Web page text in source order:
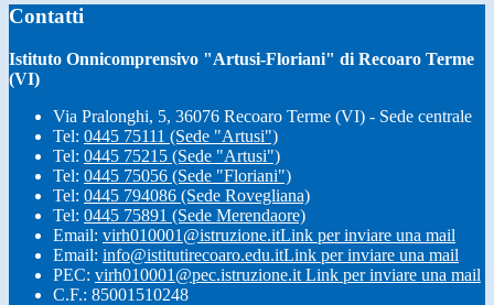
Contatti
Istituto Onnicomprensivo "Artusi-Floriani" di Recoaro Terme
(VI)
Via Pralonghi, 5, 36076 Recoaro Terme (VI) - Sede centrale
Tel: 0445 75111 (Sede "Artusi")
Tel: 0445 75215 (Sede "Artusi")
Tel: 0445 75056 (Sede "Floriani")
Tel: 0445 794086 (Sede Rovegliana)
Tel: 0445 75891 (Sede Merendaore)
Email: virh010001@istruzione.itLink per inviare una mail
Email: info@istitutirecoaro.edu.itLink per inviare una mail
PEC: virh010001@pec.istruzione.it Link per inviare una mail
C.F.: 85001510248